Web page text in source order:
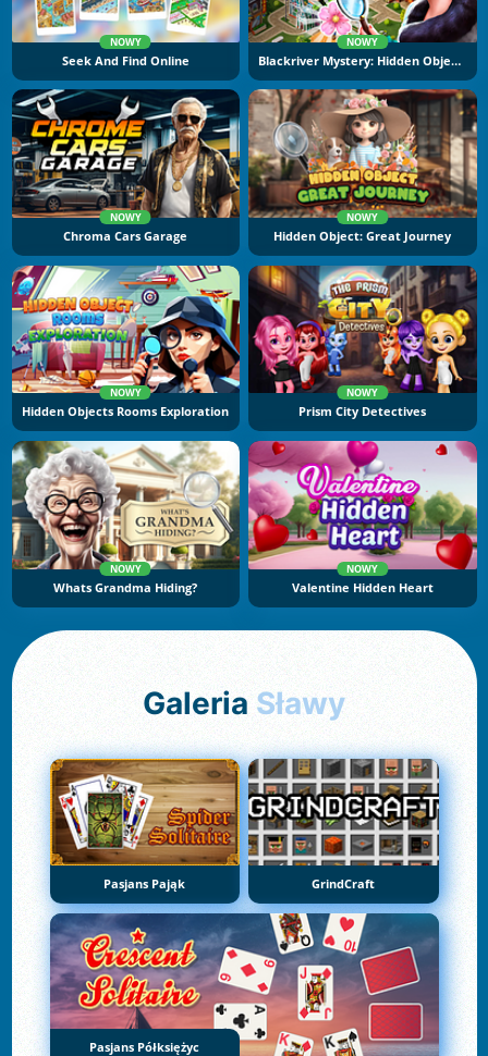
NOWY
Seek And Find Online
NOWY
Blackriver Mystery: Hidden Objects
NOWY
Chroma Cars Garage
NOWY
Hidden Object: Great Journey
NOWY
Hidden Objects Rooms Exploration
NOWY
Prism City Detectives
NOWY
Whats Grandma Hiding?
NOWY
Valentine Hidden Heart
Galeria Sławy
Pasjans Pająk GrindCraft
Pasjans Półksiężyc